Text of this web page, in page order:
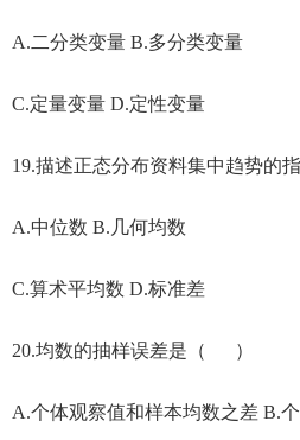
A.二分类变量 B.多分类变量
C.定量变量 D.定性变量
19.描述正态分布资料集中趋势的
A.中位数 B.几何均数
C.算术平均数 D.标准差
20.均数的抽样误差是（ ）
A.个体观察值和样本均数之差 B.